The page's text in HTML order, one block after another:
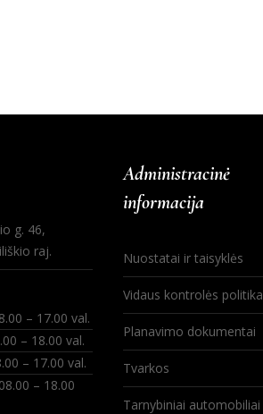
g. 46,
raj.
– 17.00 val.
– 18.00 val.
– 17.00 val.
– 18.00
Administracinė
informacija
Nuostatai ir taisyklės
Vidaus kontrolės politika
Planavimo dokumentai
Tvarkos
Tarnybiniai automobiliai